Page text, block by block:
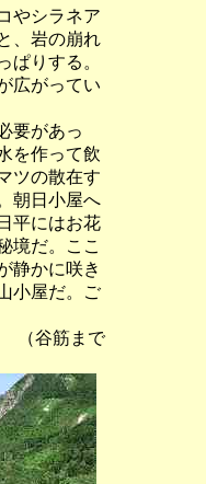
やシラネア
、岩の崩れ
りする。
広がってい
要があっ
を作って飲
ツの散在す
朝日小屋へ
平にはお花
境だ。ここ
静かに咲き
小屋だ。ご
谷筋まで